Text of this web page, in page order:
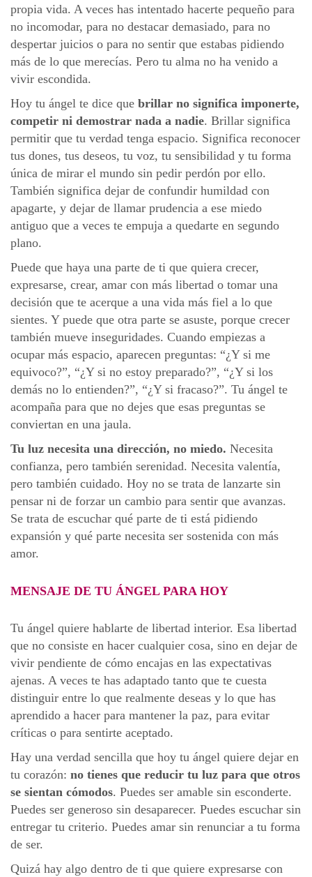
propia vida. A veces has intentado hacerte pequeño para
no incomodar, para no destacar demasiado, para no
despertar juicios o para no sentir que estabas pidiendo
más de lo que merecías. Pero tu alma no ha venido a
vivir escondida.
Hoy tu ángel te dice que brillar no significa imponerte,
competir ni demostrar nada a nadie. Brillar significa
permitir que tu verdad tenga espacio. Significa reconocer
tus dones, tus deseos, tu voz, tu sensibilidad y tu forma
única de mirar el mundo sin pedir perdón por ello.
También significa dejar de confundir humildad con
apagarte, y dejar de llamar prudencia a ese miedo
antiguo que a veces te empuja a quedarte en segundo
plano.
Puede que haya una parte de ti que quiera crecer,
expresarse, crear, amar con más libertad o tomar una
decisión que te acerque a una vida más fiel a lo que
sientes. Y puede que otra parte se asuste, porque crecer
también mueve inseguridades. Cuando empiezas a
ocupar más espacio, aparecen preguntas: “¿Y si me
equivoco?”, “¿Y si no estoy preparado?”, “¿Y si los
demás no lo entienden?”, “¿Y si fracaso?”. Tu ángel te
acompaña para que no dejes que esas preguntas se
conviertan en una jaula.
Tu luz necesita una dirección, no miedo. Necesita
confianza, pero también serenidad. Necesita valentía,
pero también cuidado. Hoy no se trata de lanzarte sin
pensar ni de forzar un cambio para sentir que avanzas.
Se trata de escuchar qué parte de ti está pidiendo
expansión y qué parte necesita ser sostenida con más
amor.
MENSAJE DE TU ÁNGEL PARA HOY
Tu ángel quiere hablarte de libertad interior. Esa libertad
que no consiste en hacer cualquier cosa, sino en dejar de
vivir pendiente de cómo encajas en las expectativas
ajenas. A veces te has adaptado tanto que te cuesta
distinguir entre lo que realmente deseas y lo que has
aprendido a hacer para mantener la paz, para evitar
críticas o para sentirte aceptado.
Hay una verdad sencilla que hoy tu ángel quiere dejar en
tu corazón: no tienes que reducir tu luz para que otros
se sientan cómodos. Puedes ser amable sin esconderte.
Puedes ser generoso sin desaparecer. Puedes escuchar sin
entregar tu criterio. Puedes amar sin renunciar a tu forma
de ser.
Quizá hay algo dentro de ti que quiere expresarse con